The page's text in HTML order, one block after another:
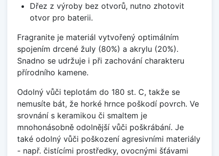
Dřez z výroby bez otvorů, nutno zhotovit
otvor pro baterii.
Fragranite je materiál vytvořený optimálním
spojením drcené žuly (80%) a akrylu (20%).
Snadno se udržuje i při zachování charakteru
přírodního kamene.
Odolný vůči teplotám do 180 st. C, takže se
nemusíte bát, že horké hrnce poškodí povrch. Ve
srovnání s keramikou či smaltem je
mnohonásobně odolnější vůči poškrábání. Je
také odolný vůči poškození agresivními materiály
- např. čistícími prostředky, ovocnými šťávami